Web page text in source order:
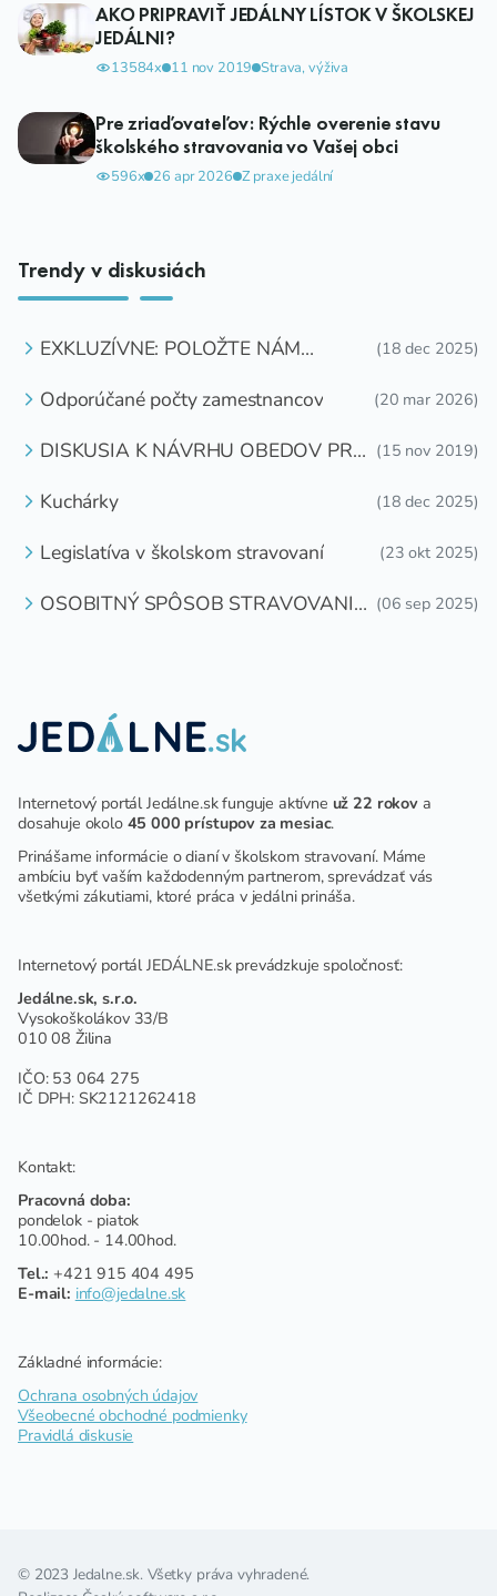
AKO PRIPRAVIŤ JEDÁLNY LÍSTOK V ŠKOLSKEJ
JEDÁLNI?
13584x 11 nov 2019 Strava, výživa
Pre zriaďovateľov: Rýchle overenie stavu
školského stravovania vo Vašej obci
596x 26 apr 2026 Z praxe jedální
Trendy v diskusiách
EXKLUZÍVNE: POLOŽTE NÁM
(18 dec 2025)
Odporúčané počty zamestnancov (20 mar 2026)
DISKUSIA K NÁVRHU OBEDOV PRE
(15 nov 2019)
Kuchárky (18 dec 2025)
Legislatíva v školskom stravovaní (23 okt 2025)
OSOBITNÝ SPÔSOB STRAVOVANIA (06 sep 2025)
Internetový portál Jedálne.sk funguje aktívne už 22 rokova
dosahuje okolo 45 000 prístupov za mesiac.
Prinášame informácie o dianí v školskom stravovaní. Máme
ambíciu byť vaším každodenným partnerom, sprevádzať vás
všetkými zákutiami, ktoré práca v jedálni prináša.
Internetový portál JEDÁLNE.sk prevádzkuje spoločnosť:
Jedálne.sk, s.r.o.
Vysokoškolákov 33/B
010 08 Žilina
IČO: 53 064 275
IČ DPH: SK2121262418
Kontakt:
Pracovná doba:
pondelok - piatok
10.00hod. - 14.00hod.
Tel.: +421 915 404 495
E-mail: info@jedalne.sk
Základné informácie:
Ochrana osobných údajov
Všeobecné obchodné podmienky
Pravidlá diskusie
© 2023 Jedalne.sk. Všetky práva vyhradené.